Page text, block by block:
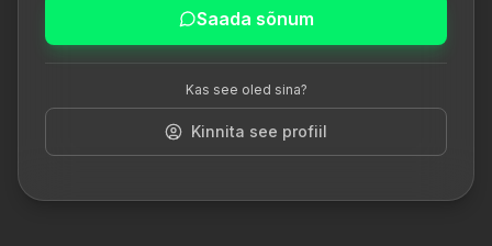
Saada sõnum
Kas see oled sina?
Kinnita see profiil